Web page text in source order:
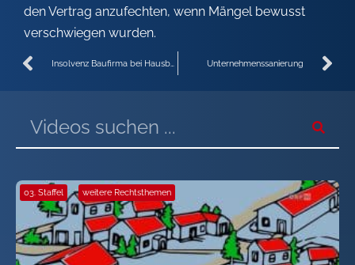
den Vertrag anzufechten, wenn Mängel bewusst
verschwiegen wurden.
Insolvenz Baufirma bei Hausbau II Unternehmenssanierung
03. Staffel · weitere Rechtsthemen